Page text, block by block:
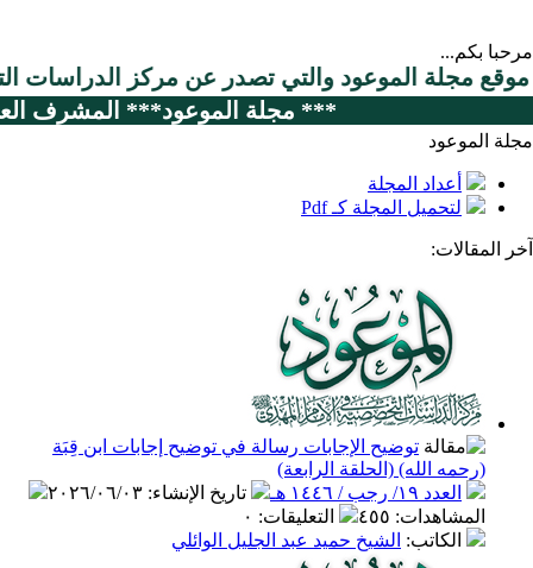
مرحبا بكم...
موقع مجلة الموعود والتي تصدر عن مركز
*** مجلة الموعود*** المشرف
مجلة الموعود
أعداد المجلة
لتحميل المجلة كـ Pdf
آخر المقالات:
توضيح الإجابات رسالة في توضيح إجابات ابن قِبَة
(رحمه الله) (الحلقة الرابعة)
العدد ١٩/ رجب / ١٤٤٦ هـ
تاريخ الإنشاء: ٢٠٢٦/٠٦/٠٣
المشاهدات: ٤٥٥ التعليقات: ٠
الكاتب: الشيخ حميد عبد الجليل الوائلي